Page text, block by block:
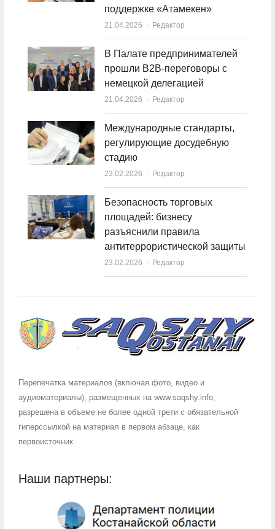
поддержке «Атамекен»
21.04.2026 Author
Редактор
В Палате предпринимателей
прошли B2B-переговоры с
немецкой делегацией
21.04.2026 Author
Редактор
Международные стандарты,
регулирующие досудебную
стадию
23.02.2026 Author
Редактор
Безопасность торговых
площадей: бизнесу
разъяснили правила
антитеррористической защиты
23.02.2026 Author
Редактор
Перепечатка материалов (включая фото, видео и
аудиоматериалы), размещенных на www.saqshy.info,
разрешена в объеме не более одной трети с обязательной
гиперссылкой на материал в первом абзаце, как
первоисточник.
Наши партнеры: